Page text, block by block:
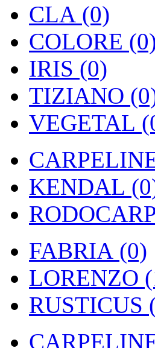
CLA (0)
COLORE
IRIS (0)
TIZIANO
VEGETAL
KENDAL
FABRIA (0)
LORENZO
RUSTICUS